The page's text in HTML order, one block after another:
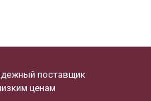
поставщик
ценам